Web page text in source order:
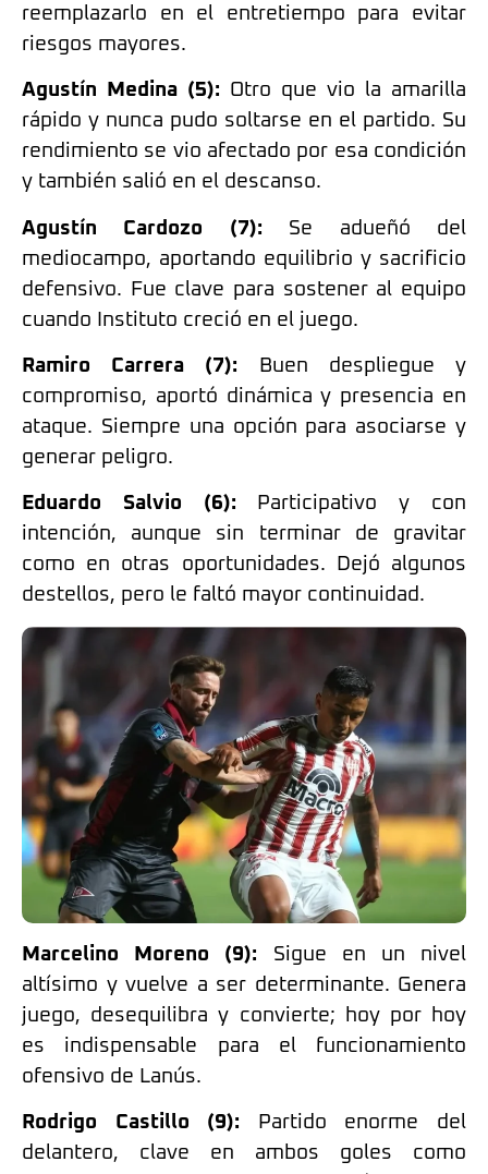
reemplazarlo en el entretiempo para evitar
riesgos mayores.
Agustín Medina (5): Otro que vio la amarilla
rápido y nunca pudo soltarse en el partido. Su
rendimiento se vio afectado por esa condición
y también salió en el descanso.
Agustín Cardozo (7): Se adueñó del
mediocampo, aportando equilibrio y sacrificio
defensivo. Fue clave para sostener al equipo
cuando Instituto creció en el juego.
Ramiro Carrera (7):
Buen despliegue y
compromiso, aportó dinámica y presencia en
ataque. Siempre una opción para asociarse y
generar peligro.
Eduardo Salvio (6):
Participativo y con
intención, aunque sin terminar de gravitar
como en otras oportunidades. Dejó algunos
destellos, pero le faltó mayor continuidad.
Marcelino Moreno (9): Sigue en un nivel
altísimo y vuelve a ser determinante. Genera
juego, desequilibra y convierte; hoy por hoy
es indispensable para el funcionamiento
ofensivo de Lanús.
Rodrigo Castillo (9):
Partido enorme del
delantero, clave en ambos goles como